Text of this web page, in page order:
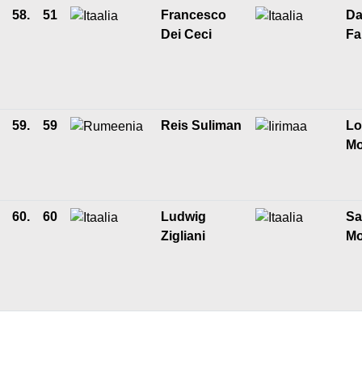
58. 51
Francesco
Dei Ceci
59. 59 Reis Suliman
60. 60
Ludwig
Zigliani